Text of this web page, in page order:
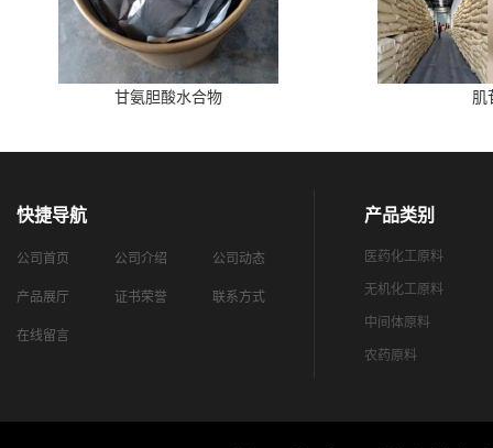
甘氨胆酸水合物 肌
快捷导航
公司首页 公司介绍 公司动态
产品展厅 证书荣誉 联系方式
在线留言
产品类别
医药化工原料
无机化工原料
中间体原料
农药原料